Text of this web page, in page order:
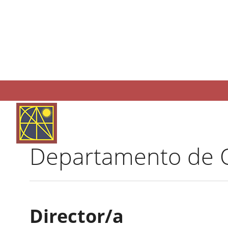
Departamento de
Director/a